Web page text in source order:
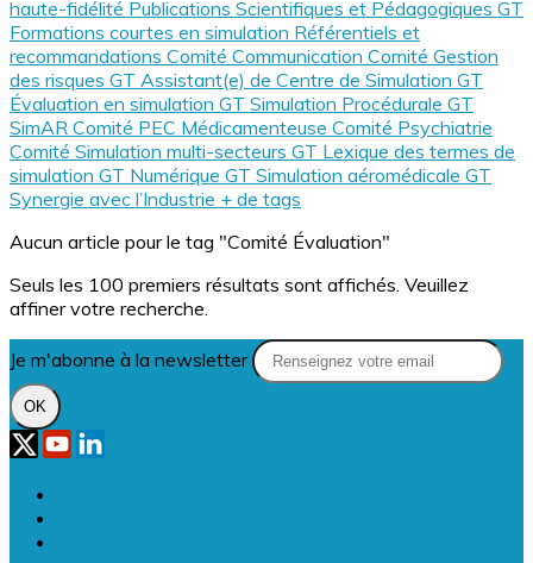
haute-fidélité Publications Scientifiques et Pédagogiques GT
Formations courtes en simulation Référentiels et
recommandations Comité Communication Comité Gestion
des risques GT Assistant(e) de Centre de Simulation GT
Évaluation en simulation GT Simulation Procédurale GT
SimAR Comité PEC Médicamenteuse Comité Psychiatrie
Comité Simulation multi-secteurs GT Lexique des termes de
simulation GT Numérique GT Simulation aéromédicale GT
Synergie avec l’Industrie + de tags
Aucun article pour le tag "Comité Évaluation"
Seuls les 100 premiers résultats sont affichés. Veuillez
affiner votre recherche.
Je m'abonne à la newsletter
OK